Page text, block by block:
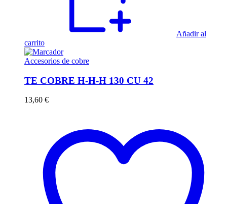
Añadir al
carrito
Accesorios de cobre
TE COBRE H-H-H 130 CU 42
13,60 €